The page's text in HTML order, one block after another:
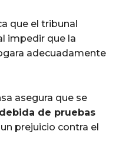
que el tribunal
impedir que la
adecuadamente
asegura que se
de pruebas
prejuicio contra el